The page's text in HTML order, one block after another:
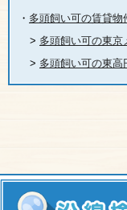
・ 多頭飼い可の賃貸物
> 多頭飼い可の東
> 多頭飼い可の東